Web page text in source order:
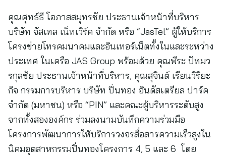
คุณศุทธ์ธี โอภาสสมุทรชัย ประธานเจ้าหน้าที่บริหาร
บริษัท จัสเทล เน็ทเวิร์ค จำกัด หรือ “JasTel” ผู้ให้บริการ
โครงข่ายโทรคมนาคมและอินเทอร์เน็ตทั้งในและระหว่าง
ประเทศ ในเครือ JAS Group พร้อมด้วย คุณพีระ ปัทมว
รกุลชัย ประธานเจ้าหน้าที่บริหาร, คุณสุจินต์ เรียนวิริยะ
กิจ กรรมการบริหาร บริษัท ปิ่นทอง อินดัสเตรียล ปาร์ค
จำกัด (มหาชน) หรือ “PIN” และคณะผู้บริหารระดับสูง
จากทั้งสององค์กร ร่วมลงนามบันทึกความร่วมมือ
โครงการพัฒนาการให้บริการวงจรสื่อสารความเร็วสูงใน
นิคมอุตสาหกรรมปิ่นทองโครงการ 4, 5 และ 6 โดย